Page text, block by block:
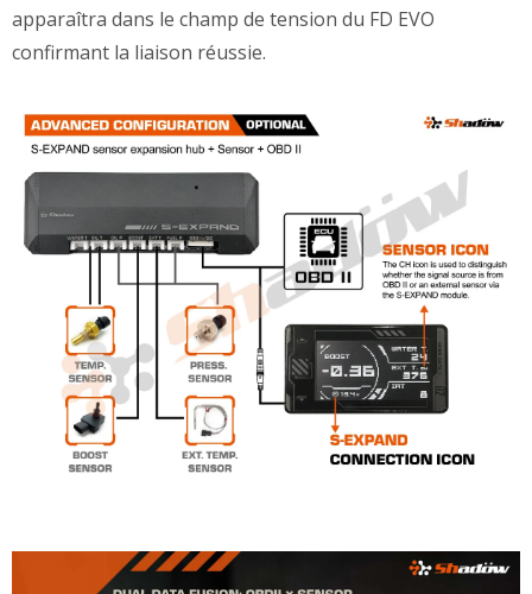
apparaîtra dans le champ de tension du FD EVO
confirmant la liaison réussie.